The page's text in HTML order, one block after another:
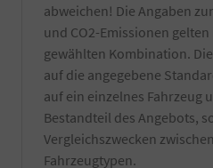
abweichen! Die Angaben
und CO2-Emissionen
gewählten Kombination.
auf die angegebene
auf ein einzelnes Fahrzeug
Bestandteil des Angebots,
Vergleichszwecken
Fahrzeugtypen.